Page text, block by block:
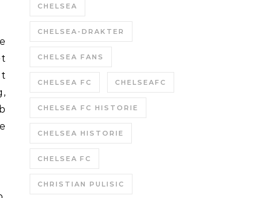
CHELSEA
CHELSEA-DRAKTER
CHELSEA FANS
CHELSEA FC CHELSEAFC
CHELSEA FC HISTORIE
CHELSEA HISTORIE
CHELSEA FC
CHRISTIAN PULISIC